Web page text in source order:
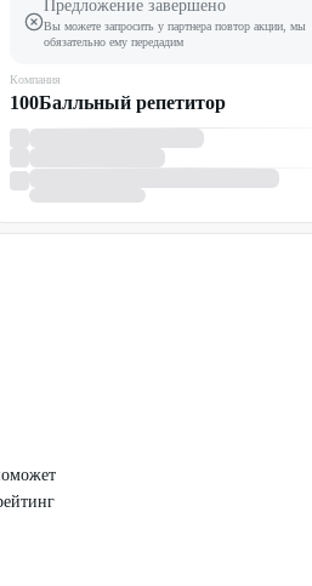
Предложение завершено
Вы можете запросить у партнера повтор акции, мы
обязательно ему передадим
Компания
100Балльный репетитор